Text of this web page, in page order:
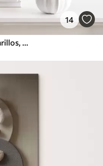
14
Paisaje abstracto con toques amarillos, una composición minimalista de tierra, agua y cielo, con colores apagados